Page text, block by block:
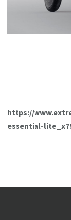
https://
essential-